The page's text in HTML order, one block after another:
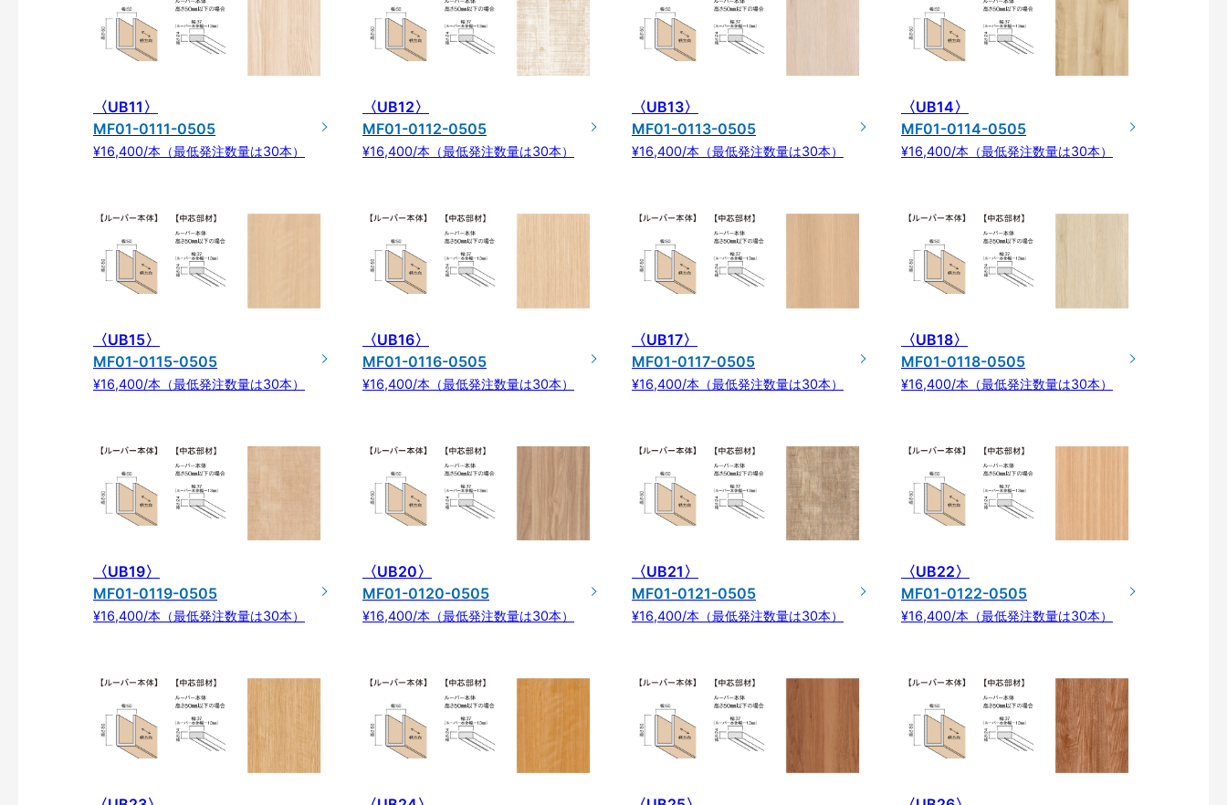
〈UB11〉
MF01-0111-0505
¥16,400/本（最低発注数量は30本）
〈UB12〉
MF01-0112-0505
¥16,400/本（最低発注数量は30本）
〈UB13〉
MF01-0113-0505
¥16,400/本（最低発注数量は30本）
〈UB14〉
MF01-0114-0505
¥16,400/本（最低発注数量は30本）
〈UB15〉
MF01-0115-0505
¥16,400/本（最低発注数量は30本）
〈UB16〉
MF01-0116-0505
¥16,400/本（最低発注数量は30本）
〈UB17〉
MF01-0117-0505
¥16,400/本（最低発注数量は30本）
〈UB18〉
MF01-0118-0505
¥16,400/本（最低発注数量は30本）
〈UB19〉
MF01-0119-0505
¥16,400/本（最低発注数量は30本）
〈UB20〉
MF01-0120-0505
¥16,400/本（最低発注数量は30本）
〈UB21〉
MF01-0121-0505
¥16,400/本（最低発注数量は30本）
〈UB22〉
MF01-0122-0505
¥16,400/本（最低発注数量は30本）